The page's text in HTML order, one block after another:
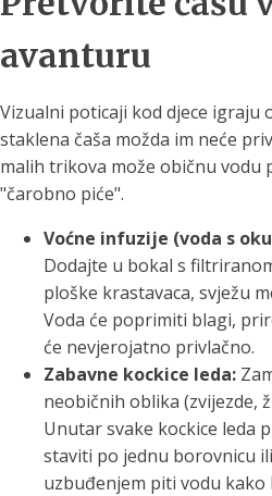
avanturu
Vizualni poticaji kod djece igraju
staklena čaša možda im neće
malih trikova može običnu vodu
"čarobno piće".
Voćne infuzije (voda s
Dodajte u bokal s
ploške krastavaca, svježu
Voda će poprimiti blagi,
će nevjerojatno privlačno.
Zabavne kockice leda:
neobičnih oblika (zvijezde,
Unutar svake kockice leda
staviti po jednu borovnicu
uzbuđenjem piti vodu kako